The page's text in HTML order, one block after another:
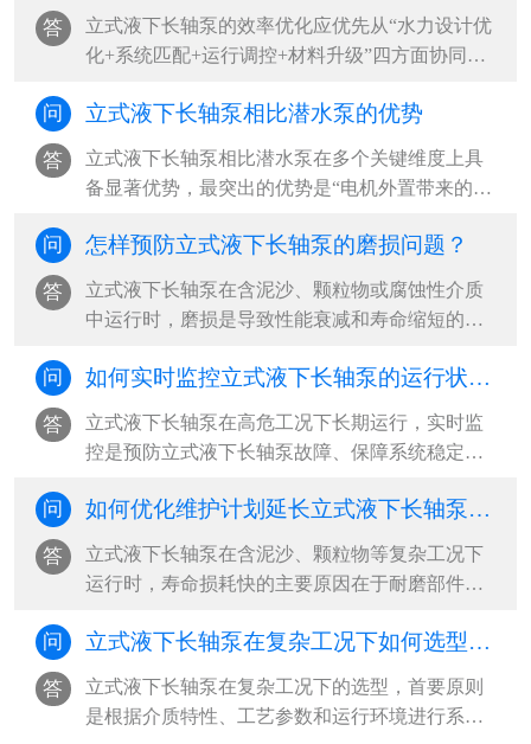
一次周期性大修；但在含腐蚀性介质、含固颗粒
等高危工况下，立式液下长轴泵应缩短至每3个月
施动态调整‌。···
答
​立式液下长轴泵的效率优化应优先从“水力设计优
化+系统匹配+运行调控+材料升级”四方面协同推
效率点（BEP）附近运行，减少水力、容积和机
械三类损失，同时优化立式液下长轴泵吸入条件
与管路系统，可实现立式液下长轴泵整体能效提
升20%-40%‌。···
问 立式液下长轴泵相比潜水泵的优势
答
立式液下长轴泵相比潜水泵在多个关键维度上具
备显著优势，‌最突出的优势是“电机外置带来的高
含固体颗粒的恶劣工况，能有效避免电机进水损
坏风险，并支持在线检修与局部更换，大幅降低
立式液下长轴泵全生命周期运维成本‌。···
问 怎样预防立式液下长轴泵的磨损问题？
答
立式液下长轴泵在含泥沙、颗粒物或腐蚀性介质
中运行时，磨损是导致性能衰减和寿命缩短的主
期维护”三位一体，从源头减少立式液下长轴泵磨
损冲击，延长立式液下长轴泵关键部件使用寿
命‌。···
问 如何实时监控立式液下长轴泵的运行状态？
答
立式液下长轴泵在高危工况下长期运行，实时监
控是预防立式液下长轴泵故障、保障系统稳定的
+智能分析+远程可视化”的工业物联网体系，通过
振动、液位、温度、电流等关键参数的24小时在
线监测，结合阈值报警与趋势预测，实现从被动
问 如何优化维护计划延长立式液下长轴泵寿命？
答
立式液下长轴泵在含泥沙、颗粒物等复杂工况下
运行时，寿命损耗快的主要原因在于‌耐磨部件磨
泵使用寿命，必须从“被动维修”转向“系统性预防
维护”，‌最有效的策略是建立基于工况特征的差异
化维护计划，结合关键参数监控与周期性干预，
实现寿命延长30%以上‌。···
问 立式液下长轴泵在复杂工况下如何选型？ ​
答
立式液下长轴泵在复杂工况下的选型，‌首要原则
是根据介质特性、工艺参数和运行环境进行系统